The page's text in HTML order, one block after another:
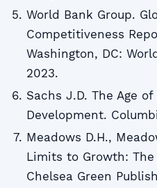
World Bank Group.
Competitiveness
Washington, DC:
2023.
Sachs J.D. The Age
Development.
Meadows D.H.,
Limits to Growth:
Chelsea Green